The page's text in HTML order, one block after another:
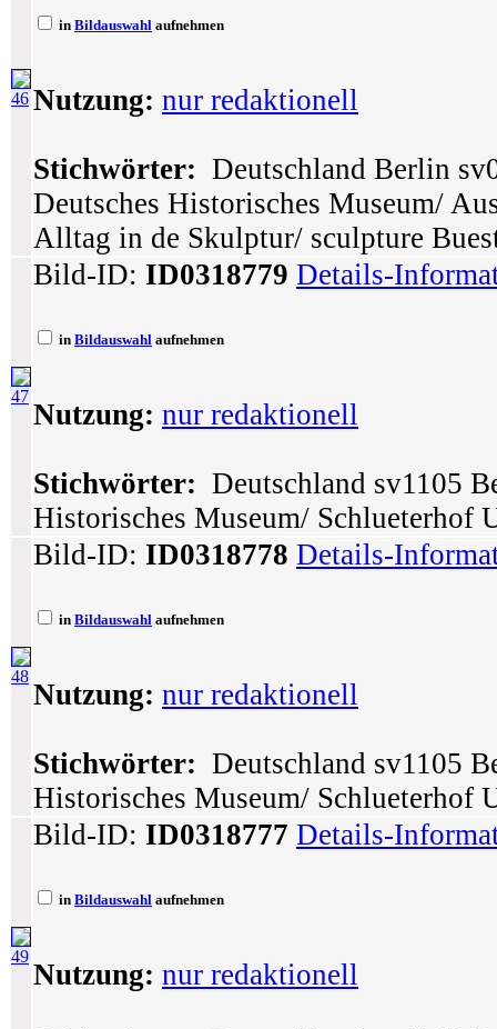
46
in Bildauswahl aufnehmen
Nutzung: nur redaktionell
Stichwörter: Deutschland Berlin
Deutsches Historisches Museum/
Alltag in de Skulptur/ sculpture
47
Bild-ID: ID0318779 Details-
in Bildauswahl aufnehmen
Nutzung: nur redaktionell
Stichwörter: Deutschland sv1105
Historisches Museum/ Schlueterhof
48
Bild-ID: ID0318778 Details-
in Bildauswahl aufnehmen
Nutzung: nur redaktionell
Stichwörter: Deutschland sv1105
Historisches Museum/ Schlueterhof
49
Bild-ID: ID0318777 Details-
in Bildauswahl aufnehmen
Nutzung: nur redaktionell